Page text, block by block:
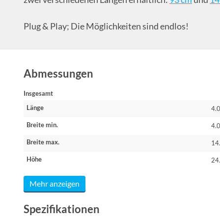
Plug & Play; Die Möglichkeiten sind endlos!
Abmessungen
Insgesamt
Länge
Breite min.
Breite max.
Höhe
Mehr anzeigen
Spezifikationen